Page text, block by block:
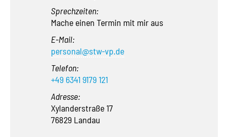
Sprechzeiten:
Mache einen Termin mit mir aus
E-Mail:
personal@stw-vp.de
Telefon:
+49 6341 9179 121
Adresse:
Xylanderstraße 17
76829 Landau